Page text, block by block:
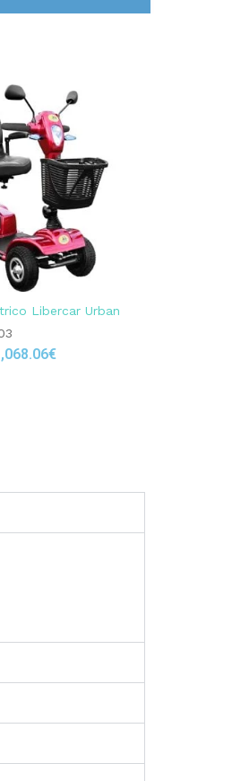
Libercar Urban
€